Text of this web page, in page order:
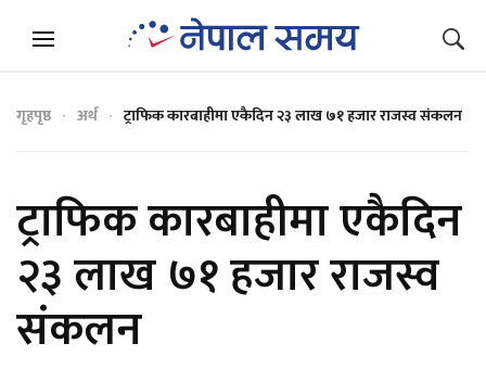
गृहपृष्ठ अर्थ ट्राफिक कारबाहीमा एकैदिन २३ लाख ७१ हजार राजस्व संकलन
ट्राफिक कारबाहीमा एकैदिन
२३ लाख ७१ हजार राजस्व
संकलन